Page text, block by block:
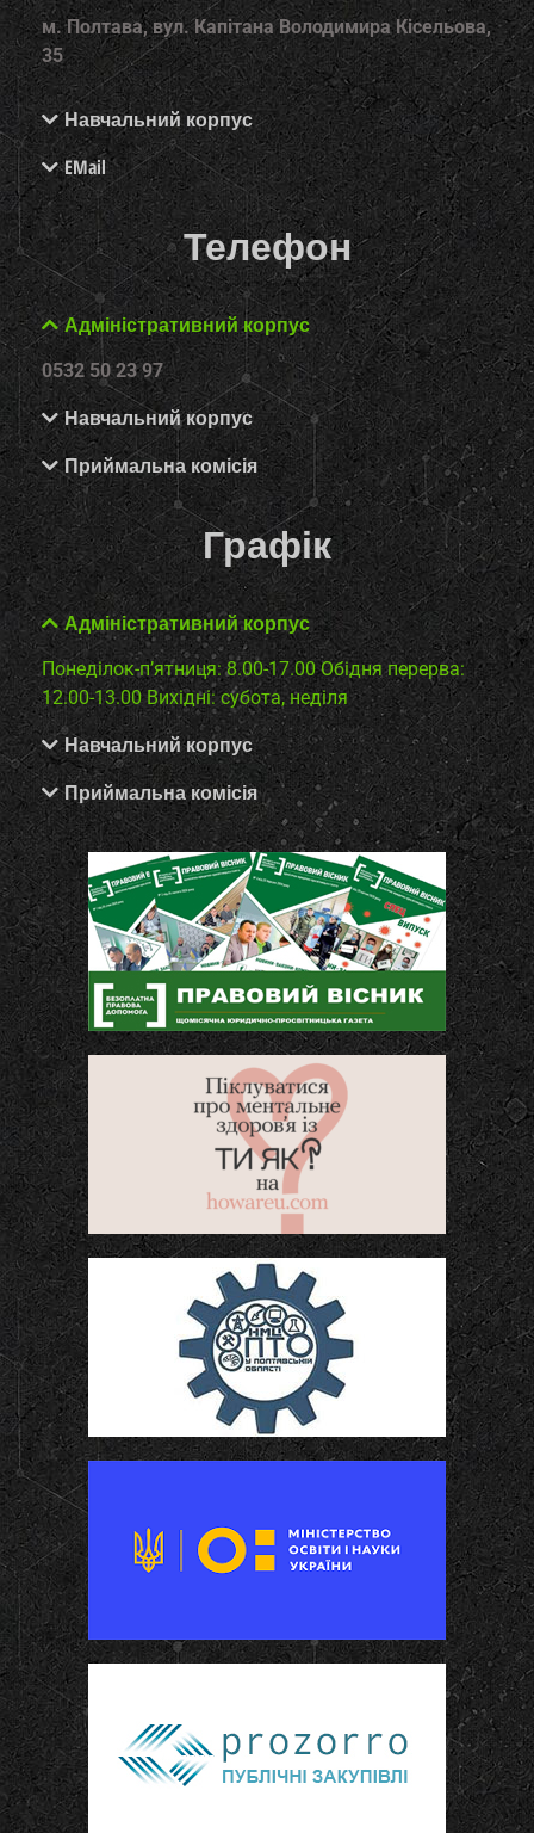
м. Полтава, вул. Капітана Володимира Кісельова,
35
Навчальний корпус
EMail
Телефон
Адміністративний корпус
0532 50 23 97
Навчальний корпус
Приймальна комісія
Графік
Адміністративний корпус
Понеділок-п’ятниця: 8.00-17.00 Обідня перерва:
12.00-13.00 Вихідні: субота, неділя
Навчальний корпус
Приймальна комісія